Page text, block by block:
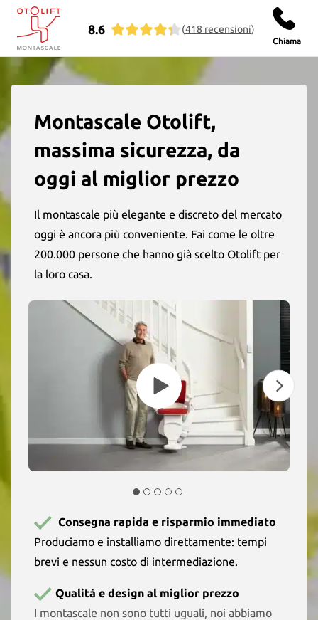
Otolift Montascale
8.6 (418 recensioni)
Chiama
Montascale Otolift,
massima sicurezza, da
oggi al miglior prezzo
Il montascale più elegante e discreto del mercato
oggi è ancora più conveniente. Fai come le oltre
200.000 persone che hanno già scelto Otolift per
la loro casa.
Consegna rapida e risparmio immediato
Produciamo e installiamo direttamente: tempi
brevi e nessun costo di intermediazione.
Qualità e design al miglior prezzo
I montascale non sono tutti uguali, noi abbiamo